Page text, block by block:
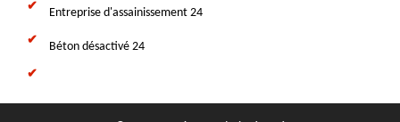
Entreprise d'assainissement 24
Béton désactivé 24